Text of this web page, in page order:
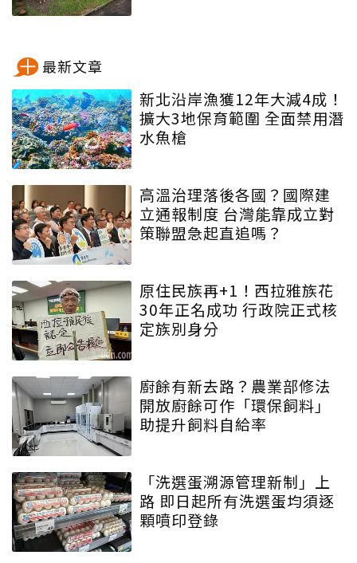
最新文章
新北沿岸漁獲12年大減4成！
擴大3地保育範圍 全面禁用潛
水魚槍
高溫治理落後各國？國際建
立通報制度 台灣能靠成立對
策聯盟急起直追嗎？
原住民族再+1！西拉雅族花
30年正名成功 行政院正式核
定族別身分
廚餘有新去路？農業部修法
開放廚餘可作「環保飼料」
助提升飼料自給率
「洗選蛋溯源管理新制」上
路 即日起所有洗選蛋均須逐
顆噴印登錄